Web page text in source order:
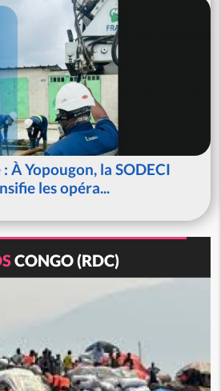
À Yopougon, la SODECI
les opéra...
CONGO (RDC)